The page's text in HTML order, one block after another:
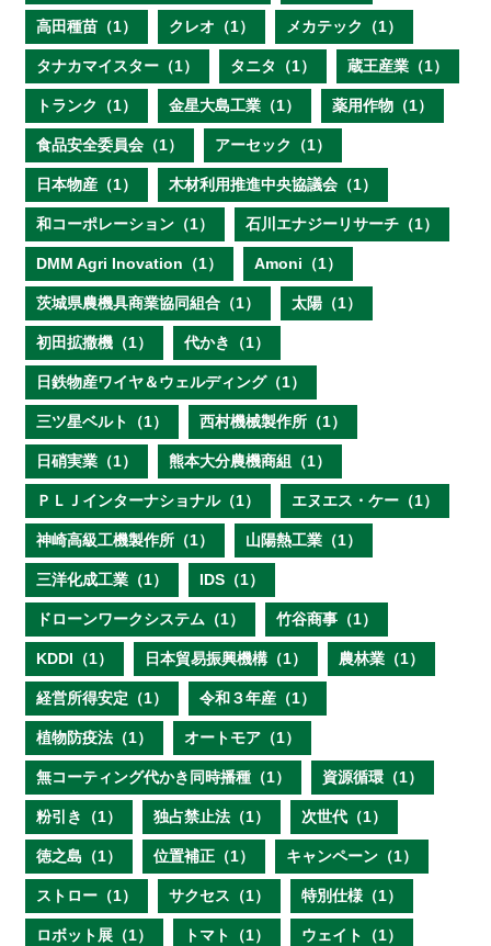
高田種苗（1） クレオ（1） メカテック（1）
タナカマイスター（1） タニタ（1） 蔵王産業（1）
トランク（1） 金星大島工業（1） 薬用作物（1）
食品安全委員会（1） アーセック（1）
日本物産（1） 木材利用推進中央協議会（1）
和コーポレーション（1） 石川エナジーリサーチ（1）
DMM Agri Inovation（1） Amoni（1）
茨城県農機具商業協同組合（1） 太陽（1）
初田拡撒機（1） 代かき（1）
日鉄物産ワイヤ＆ウェルディング（1）
三ツ星ベルト（1） 西村機械製作所（1）
日硝実業（1） 熊本大分農機商組（1）
ＰＬＪインターナショナル（1） エヌエス・ケー（1）
神崎高級工機製作所（1） 山陽熱工業（1）
三洋化成工業（1） IDS（1）
ドローンワークシステム（1） 竹谷商事（1）
KDDI（1） 日本貿易振興機構（1） 農林業（1）
経営所得安定（1） 令和３年産（1）
植物防疫法（1） オートモア（1）
無コーティング代かき同時播種（1） 資源循環（1）
粉引き（1） 独占禁止法（1） 次世代（1）
徳之島（1） 位置補正（1） キャンペーン（1）
ストロー（1） サクセス（1） 特別仕様（1）
ロボット展（1） トマト（1） ウェイト（1）